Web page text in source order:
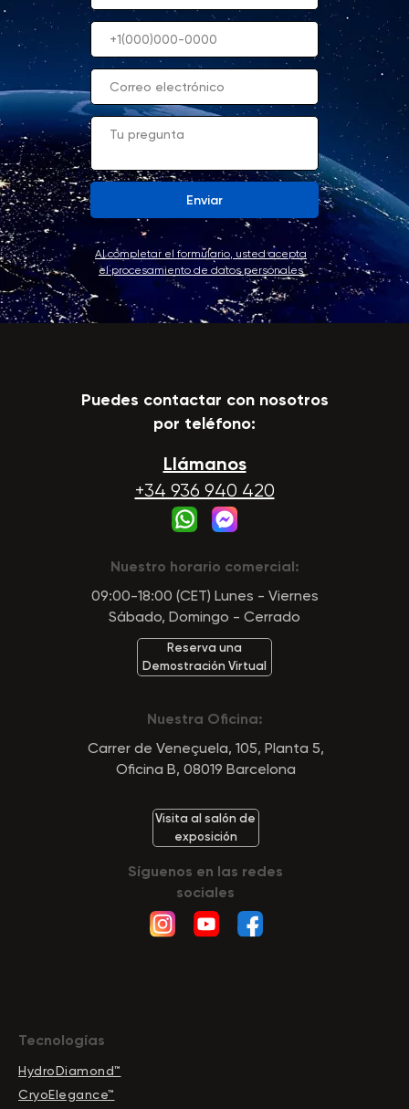
Enviar
Al completar el formulario, usted acepta
el procesamiento de datos personales
Llámanos
+34 936 940 420
Puedes contactar con nosotros
por teléfono:
Nuestro horario comercial:
09:00-18:00 (CET) Lunes - Viernes
Sábado, Domingo - Cerrado
Nuestra Oficina:
Carrer de Veneçuela, 105, Planta 5,
Oficina B, 08019 Barcelona
Reserva una
Demostración Virtual
Visita al salón de
exposición
Síguenos en las redes
sociales
Tecnologías
HydroDiamond™
CryoElegance™